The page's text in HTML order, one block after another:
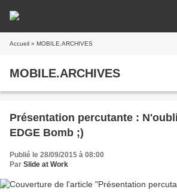
Accueil » MOBILE.ARCHIVES
MOBILE.ARCHIVES
Présentation percutante :
EDGE Bomb ;)
Publié le 28/09/2015 à 08:00
Par Slide at Work